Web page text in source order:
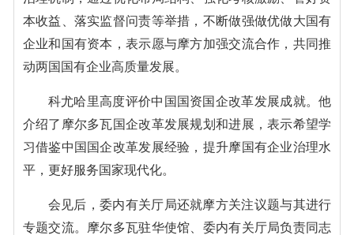
本收益、落实监督问责等举措，不断做强做优做大国有
企业和国有资本，表示愿与摩方加强交流合作，共同推
动两国国有企业高质量发展。
科尤哈里高度评价中国国资国企改革发展成就。他
介绍了摩尔多瓦国企改革发展规划和进展，表示希望学
习借鉴中国国企改革发展经验，提升摩国有企业治理水
平，更好服务国家现代化。
会见后，委内有关厅局还就摩方关注议题与其进行
专题交流。摩尔多瓦驻华使馆、委内有关厅局负责同志